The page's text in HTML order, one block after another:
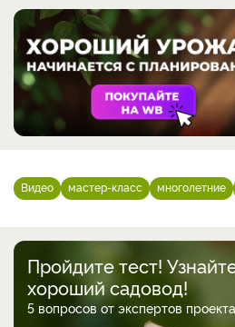
Видео мастер-класс многолетние
Пройдите тест!
хороший садовод!
5 вопросов от экспертов